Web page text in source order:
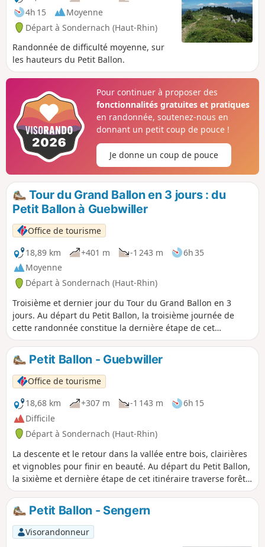
4h 15
Moyenne
Départ à Sondernach (Haut-Rhin)
Randonnée de difficulté moyenne, sur
les hauteurs du Petit Ballon.
Pour continuer à proposer des
fonctionnalités gratuites et pratiques
en randonnée, soutenez-nous en
donnant un petit coup de pouce !
Je donne un coup de pouce
Tour du Grand Ballon en 3 jours : du
Petit Ballon à Guebwiller
Office de tourisme
18,89 km
+401 m -1 243 m
6h 35
Moyenne
Départ à Sondernach (Haut-Rhin)
Troisième et dernier jour du Tour du Grand Ballon en 3
jours. Au départ du Petit Ballon, la troisième journée de
cette randonnée constitue la dernière étape de cet
itinéraire et le retour à Guebwiller. Vous traverserez
plusieurs types de paysages, de la forêt en passant par des
clairières et des prés de pâture, tout en surplombant les
villes et villages de part et d’autre de la montagne, faisant le
lien entre la vallée du Florival et la Vallée Noble. Cette
grande randonnée s’achèvera en vous emmenant sur les
chemins en balcon du vignoble de Guebwiller, qui vous
offrira des panoramas exceptionnels sur la vallée du
Florival, le Grand et le Petit Ballon. Vous pourrez ainsi
admirer les chemins parcourus ces derniers jours.
Petit Ballon - Guebwiller
Office de tourisme
18,68 km
+307 m -1 143 m
6h 15
Difficile
Départ à Sondernach (Haut-Rhin)
La descente et le retour dans la vallée entre bois, clairières
et vignobles pour finir en beauté. Au départ du Petit Ballon,
la sixième et dernière étape de cet itinéraire traverse forêt
et clairières. Cette grande randonnée s’achève en
empruntant les chemins en balcon du vignoble de
Guebwiller. Vous profiterez encore une fois de panoramas
exceptionnels sur la vallée du Florival, le Grand et le Petit
Ballon.
Petit Ballon - Sengern
Visorandonneur